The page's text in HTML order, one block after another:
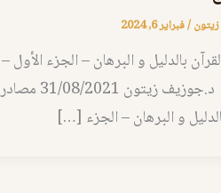
/فبراير 6, 2024
بالدليل و البرهان – الجزء الأول –
١١٨ ج١ د.جوزيف زيتون 31/08/2021 مصادر
و البرهان – الجزء […]